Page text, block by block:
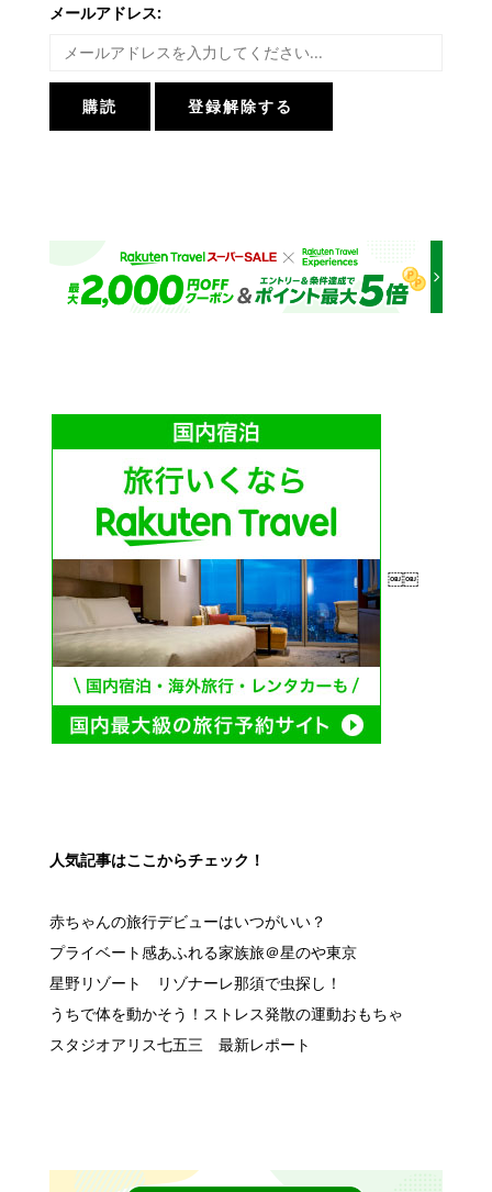
メールアドレス:
￼￼
人気記事はここからチェック！
赤ちゃんの旅行デビューはいつがいい？
プライベート感あふれる家族旅＠星のや東京
星野リゾート リゾナーレ那須で虫探し！
うちで体を動かそう！ストレス発散の運動おもちゃ
スタジオアリス七五三 最新レポート